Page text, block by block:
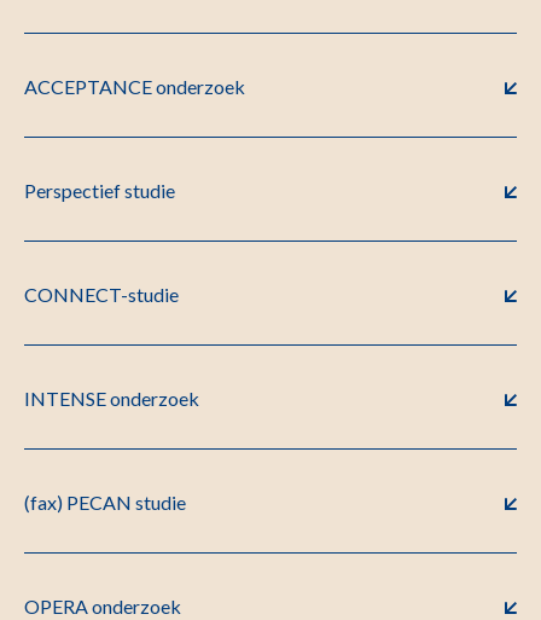
ACCEPTANCE onderzoek
Perspectief studie
CONNECT-studie
INTENSE onderzoek
(fax) PECAN studie
OPERA onderzoek